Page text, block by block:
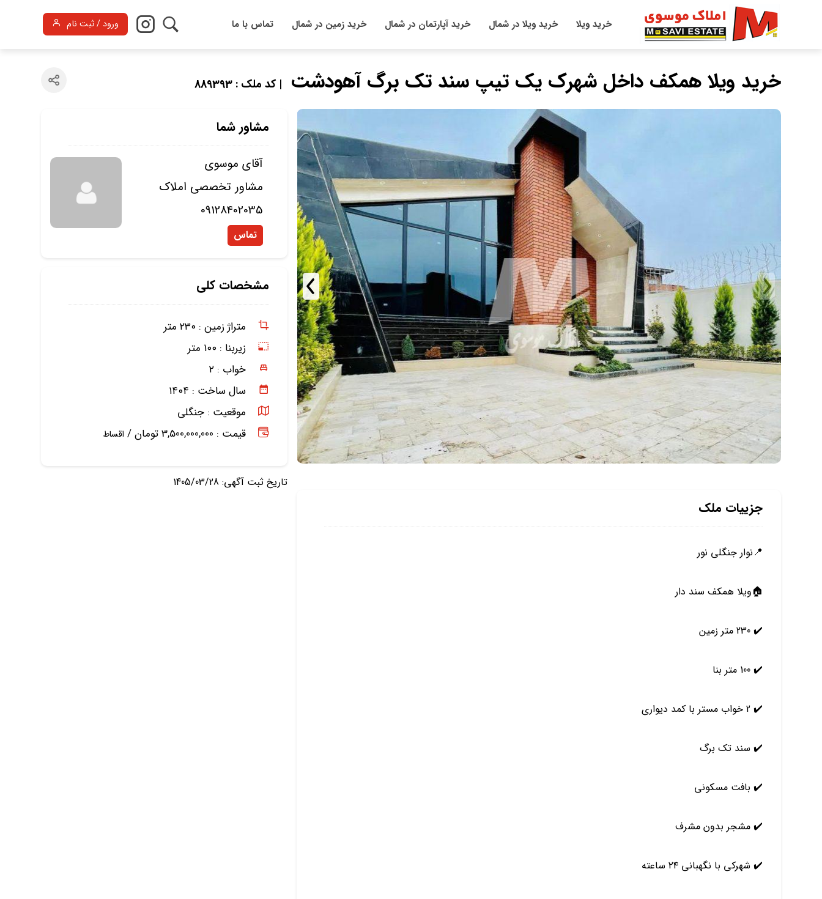
خرید ویلا خرید ویلا در شمال خرید آپارتمان در شمال خرید زمین در شمال تماس با ما ورود / ثبت نام
خرید ویلا همکف داخل شهرک یک تیپ سند تک برگ آهودشت | کد ملک : 889393
مشاور شما
آقای موسوی
مشاور تخصصی املاک
09128402035
تماس
مشخصات کلی
متراژ زمین : ۲۳۰ متر
زیربنا : ۱۰۰ متر
خواب : ۲
سال ساخت : ۱۴۰۴
موقعیت : جنگلی
قیمت : 3,500,000,000 تومان /
اقساط
تاریخ ثبت آگهی: 1405/03/28
جزییات ملک
📍نوار‌ جنگلی نور
🏠ویلا همکف سند دار
✔️ 230 متر زمین
✔️ 100 متر بنا
✔️ 2 خواب مستر با کمد دیواری
✔️ سند تک برگ
✔️ بافت مسکونی
✔️ مشجر بدون مشرف
✔️ شهرکی با نگهبانی ۲۴ ساعته